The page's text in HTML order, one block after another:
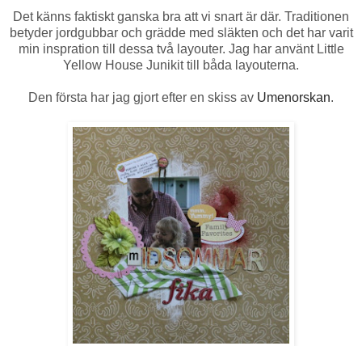
Det känns faktiskt ganska bra att vi snart är där. Traditionen
betyder jordgubbar och grädde med släkten och det har varit
min inspration till dessa två layouter. Jag har använt Little
Yellow House Junikit till båda layouterna.
Den första har jag gjort efter en skiss av Umenorskan.